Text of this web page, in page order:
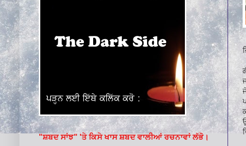
"ਸ਼ਬਦ ਸਾਂਝ" 'ਤੇ ਕਿਸੇ ਖਾਸ ਸ਼ਬਦ ਵਾਲੀਆਂ ਰਚਨਾਵਾਂ ਲੱਭੋ।